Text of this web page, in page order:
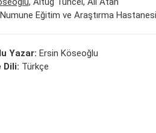
Eğitim ve Araştırma
Yazar: Ersin Köseoğlu
Dili: Türkçe